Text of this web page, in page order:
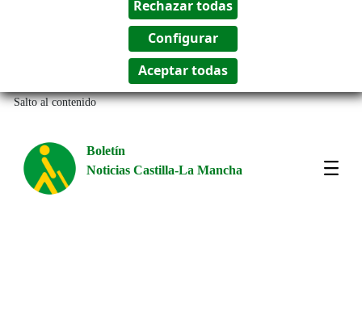
Salto al contenido
Boletín
Noticias Castilla-La Mancha